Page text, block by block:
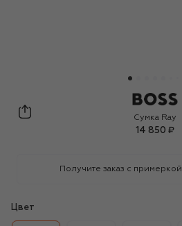
BOSS
Сумка Ray
14 850 ₽
Получите заказ с примеркой
Цвет